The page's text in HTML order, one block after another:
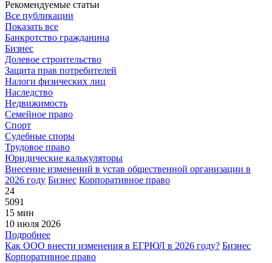
Рекомендуемые статьи
Все публикации
Показать все
Банкротство гражданина
Бизнес
Долевое строительство
Защита прав потребителей
Налоги физических лиц
Наследство
Недвижимость
Семейное право
Спорт
Судебные споры
Трудовое право
Юридические калькуляторы
Внесение изменений в устав общественной организации в
2026 году Бизнес Корпоративное право
24
5091
15 мин
10 июля 2026
Подробнее
Как ООО внести изменения в ЕГРЮЛ в 2026 году? Бизнес
Корпоративное право